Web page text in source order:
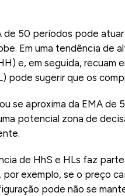
de 50 períodos pode
Em uma tendência de
e, em seguida, recuam
pode sugerir que os
se aproxima da EMA de
potencial zona de
de HhS e HLs faz
por exemplo, se o preço
pode não se